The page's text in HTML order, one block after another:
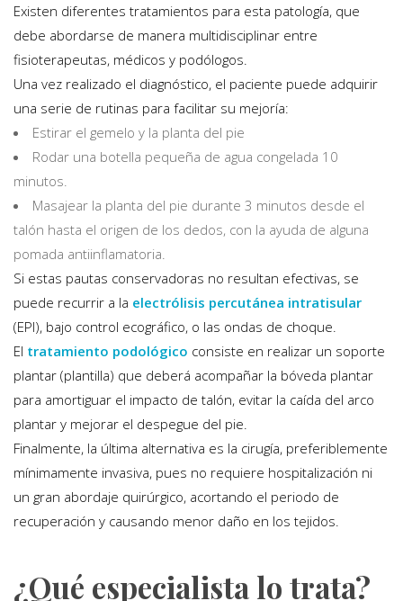
Existen diferentes tratamientos para esta patología, que
debe abordarse de manera multidisciplinar entre
fisioterapeutas, médicos y podólogos.
Una vez realizado el diagnóstico, el paciente puede adquirir
una serie de rutinas para facilitar su mejoría:
Estirar el gemelo y la planta del pie
Rodar una botella pequeña de agua congelada 10
minutos.
Masajear la planta del pie durante 3 minutos desde el
talón hasta el origen de los dedos, con la ayuda de alguna
pomada antiinflamatoria.
Si estas pautas conservadoras no resultan efectivas, se
puede recurrir a la electrólisis percutánea intratisular
(EPI), bajo control ecográfico, o las ondas de choque.
El tratamiento podológico consiste en realizar un soporte
plantar (plantilla) que deberá acompañar la bóveda plantar
para amortiguar el impacto de talón, evitar la caída del arco
plantar y mejorar el despegue del pie.
Finalmente, la última alternativa es la cirugía, preferiblemente
mínimamente invasiva, pues no requiere hospitalización ni
un gran abordaje quirúrgico, acortando el periodo de
recuperación y causando menor daño en los tejidos.
¿Qué especialista lo trata?